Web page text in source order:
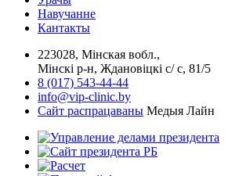
Навучанне
Кантакты
223028, Мінская вобл.,
Мінскі р-н, Ждановіцкі с/ с, 81/5
8 (017) 543-44-44
info@vip-clinic.by
Сайт распрацаваны Медыя Лайн